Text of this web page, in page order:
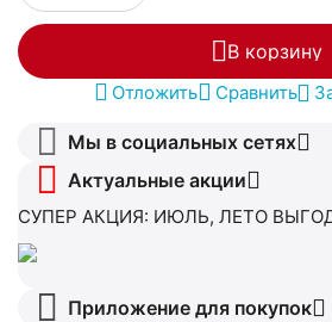
В корзину
Отложить Сравнить
Мы в социальных сетях
Актуальные акции
СУПЕР АКЦИЯ: ИЮЛЬ, ЛЕТО
Приложение для покупок